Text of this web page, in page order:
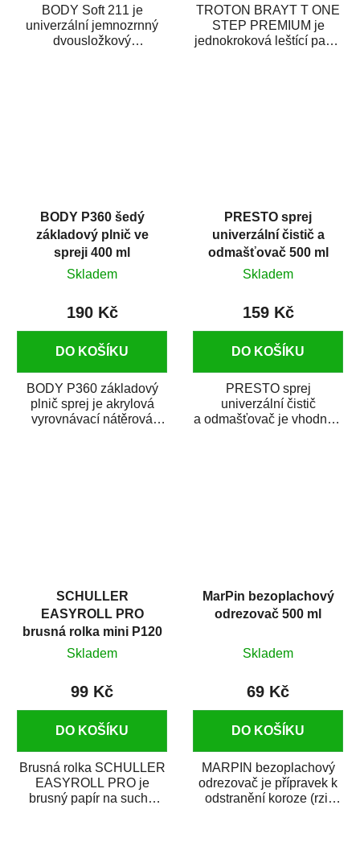
BODY Soft 211 je
univerzální jemnozrnný
dvousložkový
TROTON BRAYT T ONE
STEP PREMIUM je
jednokroková leštící pasta
BODY P360 šedý
základový plnič ve
spreji 400 ml
Skladem
190 Kč
DO KOŠÍKU
BODY P360 základový
plnič sprej je akrylová
vyrovnávací nátěrová
PRESTO sprej
univerzální čistič a
odmašťovač 500 ml
Skladem
159 Kč
DO KOŠÍKU
PRESTO sprej
univerzální čistič
a odmašťovač je vhodný k
SCHULLER
EASYROLL PRO
brusná rolka mini P120
Skladem
99 Kč
DO KOŠÍKU
Brusná rolka SCHULLER
EASYROLL PRO je
brusný papír na suché
MarPin bezoplachový
odrezovač 500 ml
Skladem
69 Kč
DO KOŠÍKU
MARPIN bezoplachový
odrezovač je přípravek k
odstranění koroze (rzi)